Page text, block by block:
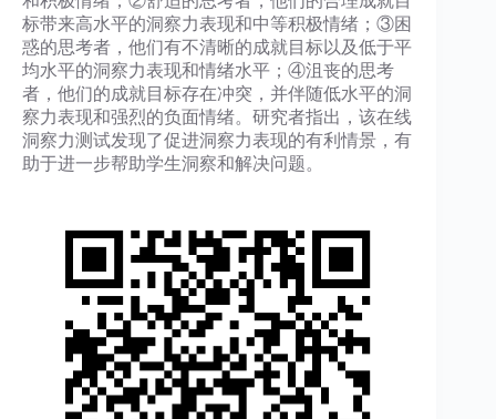
标带来高水平的洞察力表现和中等积极情绪；③困
惑的思考者，他们有不清晰的成就目标以及低于平
均水平的洞察力表现和情绪水平；④沮丧的思考
者，他们的成就目标存在冲突，并伴随低水平的洞
察力表现和强烈的负面情绪。研究者指出，该在线
洞察力测试发现了促进洞察力表现的有利情景，有
助于进一步帮助学生洞察和解决问题。